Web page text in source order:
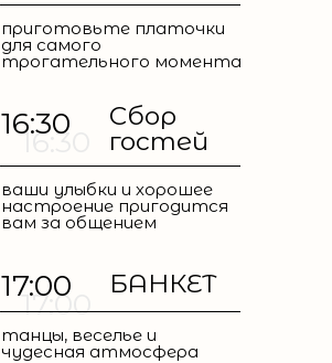
приготовьте платочки
для самого
трогательного момента
16:30
16:30
Сбор
гостей
ваши улыбки и хорошее
настроение пригодится
вам за общением
17:00
17:00 БАНКЕТ
танцы, веселье и
чудесная атмосфера